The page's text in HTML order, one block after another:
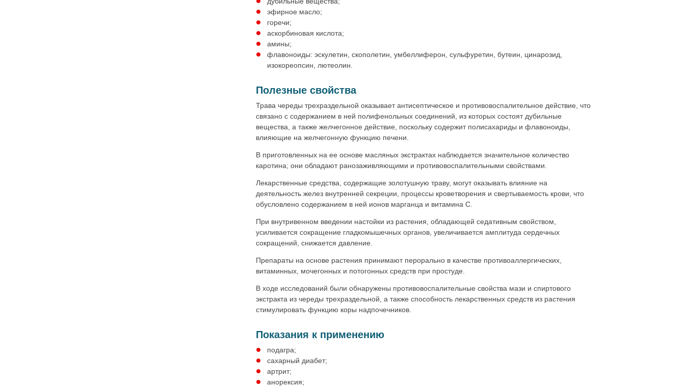
эфирное масло;
горечи;
аскорбиновая кислота;
амины;
флавоноиды: эскулетин, скополетин, умбеллиферон, сульфуретин, бутеин, цинарозид,
изокореопсин, лютеолин.
Полезные свойства
Трава череды трехраздельной оказывает антисептическое и противовоспалительное действие, что
связано с содержанием в ней полифенольных соединений, из которых состоят дубильные
вещества, а также желчегонное действие, поскольку содержит полисахариды и флавоноиды,
влияющие на желчегонную функцию печени.
В приготовленных на ее основе масляных экстрактах наблюдается значительное количество
каротина; они обладают ранозаживляющими и противовоспалительными свойствами.
Лекарственные средства, содержащие золотушную траву, могут оказывать влияние на
деятельность желез внутренней секреции, процессы кроветворения и свертываемость крови, что
обусловлено содержанием в ней ионов марганца и витамина С.
При внутривенном введении настойки из растения, обладающей седативным свойством,
усиливается сокращение гладкомышечных органов, увеличивается амплитуда сердечных
сокращений, снижается давление.
Препараты на основе растения принимают перорально в качестве противоаллергических,
витаминных, мочегонных и потогонных средств при простуде.
В ходе исследований были обнаружены противовоспалительные свойства мази и спиртового
экстракта из череды трехраздельной, а также способность лекарственных средств из растения
стимулировать функцию коры надпочечников.
Показания к применению
подагра;
сахарный диабет;
артрит;
анорексия;